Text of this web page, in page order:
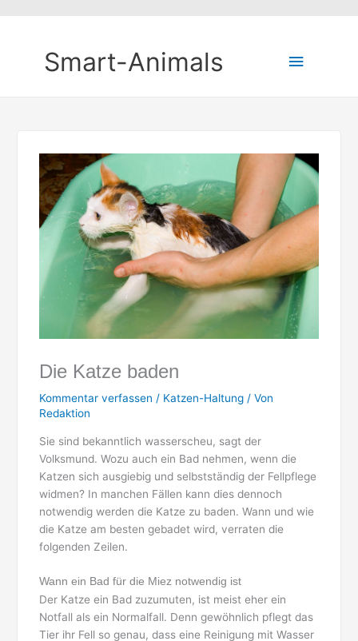
Smart-Animals
Die Katze baden
Kommentar verfassen / Katzen-Haltung / Von
Redaktion
Sie sind bekanntlich wasserscheu, sagt der
Volksmund. Wozu auch ein Bad nehmen, wenn die
Katzen sich ausgiebig und selbstständig der Fellpflege
widmen? In manchen Fällen kann dies dennoch
notwendig werden die Katze zu baden. Wann und wie
die Katze am besten gebadet wird, verraten die
folgenden Zeilen.
Wann ein Bad für die Miez notwendig ist
Der Katze ein Bad zuzumuten, ist meist eher ein
Notfall als ein Normalfall. Denn gewöhnlich pflegt das
Tier ihr Fell so genau, dass eine Reinigung mit Wasser